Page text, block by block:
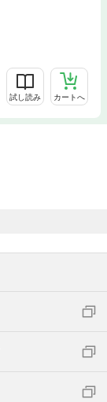
試し読み カートへ